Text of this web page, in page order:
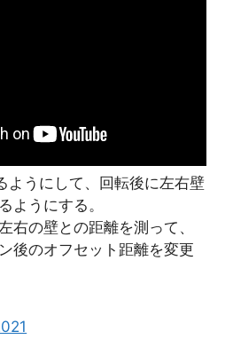
ようにして、回転後に左右壁
ようにする。
右の壁との距離を測って、
後のオフセット距離を変更